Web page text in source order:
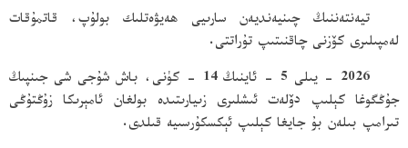
تيەنتەننىڭ چىنيەنديەن سارىيى ھەيۋەتلىك بولۇپ، قاتمۇقات
لەمپىلىرى كۆزنى چاقنىتىپ تۇراتتى.
2026 - يىلى 5 - ئاينىڭ 14 - كۈنى، باش شۇجى شى جىنپىڭ
جۇڭگوغا كېلىپ دۆلەت ئىشلىرى زىيارىتىدە بولغان ئامېرىكا زۇڭتۇڭى
تىرامپ بىلەن بۇ جايغا كېلىپ ئېكسكۇرسىيە قىلدى.